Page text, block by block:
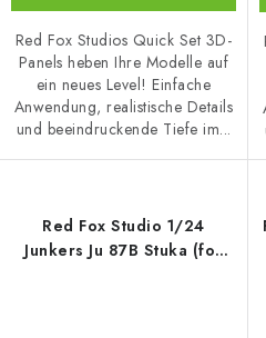
Red Fox Studios Quick Set 3D-
Panels heben Ihre Modelle auf
ein neues Level! Einfache
Anwendung, realistische Details
und beeindruckende Tiefe im...
Red Fox Studio 1/24
Junkers Ju 87B Stuka (for